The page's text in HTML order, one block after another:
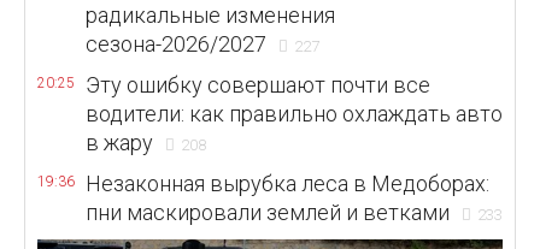
радикальные изменения
сезона-2026/2027
227
20:25
Эту ошибку совершают почти все
водители: как правильно охлаждать авто
в жару
208
19:36
Незаконная вырубка леса в Медоборах:
пни маскировали землей и ветками
233